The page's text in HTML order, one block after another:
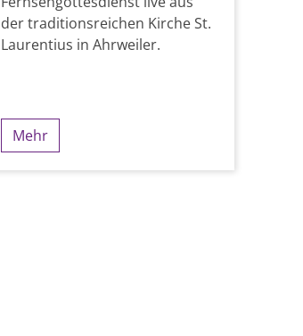
der traditionsreichen Kirche St.
Laurentius in Ahrweiler.
Mehr